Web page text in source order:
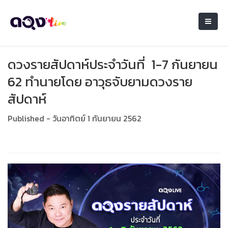
ดวงรายสัปดาห์ประจำวันที่ 1-7 กันยายน
62 ทำนายโดย อาวุธจับยามดวงราย
สัปดาห์
Published - วันอาทิตย์ 1 กันยายน 2562